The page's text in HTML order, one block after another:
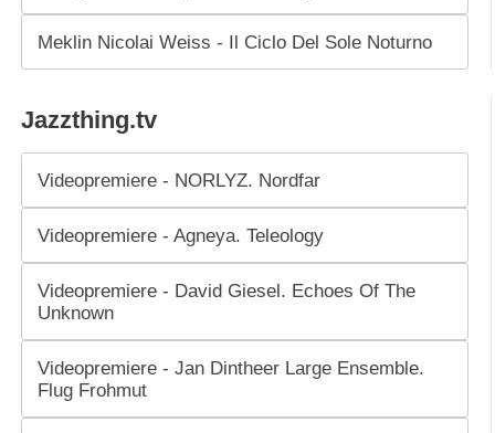
Meklin Nicolai Weiss - Il Ciclo Del Sole Noturno
Jazzthing.tv
Videopremiere - NORLYZ. Nordfar
Videopremiere - Agneya. Teleology
Videopremiere - David Giesel. Echoes Of The
Unknown
Videopremiere - Jan Dintheer Large Ensemble.
Flug Frohmut